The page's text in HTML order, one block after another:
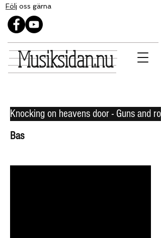
Följ oss gärna
Musiksidan.nu
Knocking on heavens door - Guns and
Bas